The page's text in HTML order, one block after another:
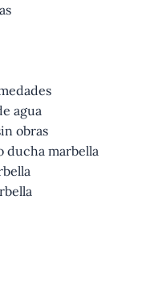
agua
obras
ducha marbella